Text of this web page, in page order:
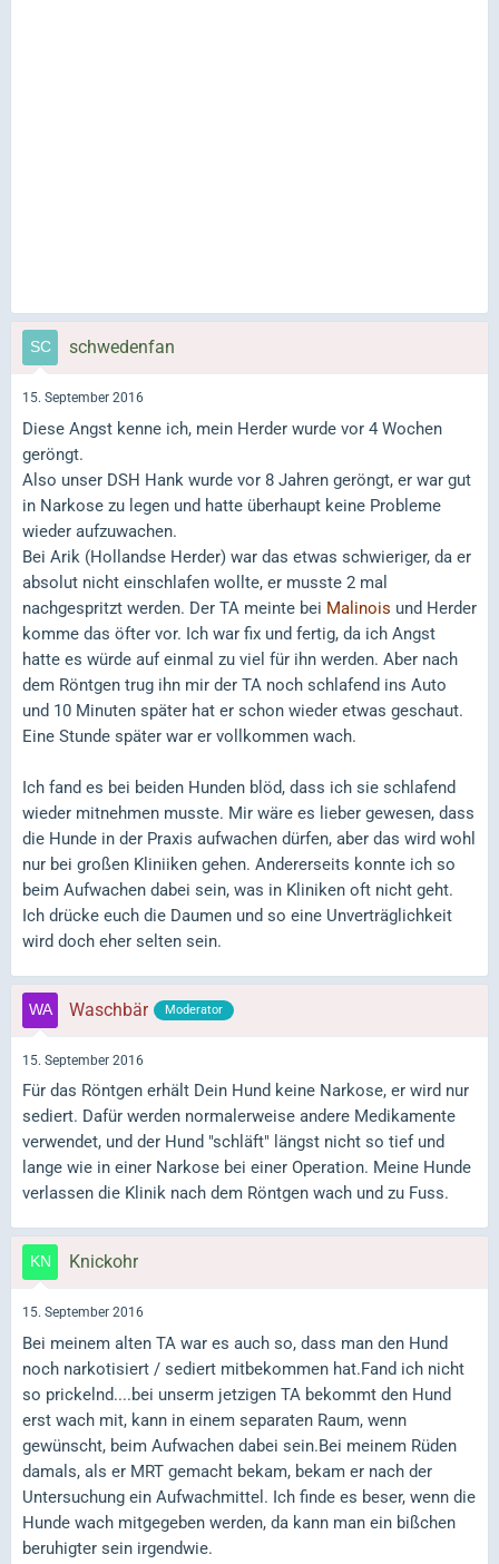
schwedenfan
15. September 2016
Diese Angst kenne ich, mein Herder wurde vor 4 Wochen
geröngt.
Also unser DSH Hank wurde vor 8 Jahren geröngt, er war gut
in Narkose zu legen und hatte überhaupt keine Probleme
wieder aufzuwachen.
Bei Arik (Hollandse Herder) war das etwas schwieriger, da er
absolut nicht einschlafen wollte, er musste 2 mal
nachgespritzt werden. Der TA meinte bei Malinois und Herder
komme das öfter vor. Ich war fix und fertig, da ich Angst
hatte es würde auf einmal zu viel für ihn werden. Aber nach
dem Röntgen trug ihn mir der TA noch schlafend ins Auto
und 10 Minuten später hat er schon wieder etwas geschaut.
Eine Stunde später war er vollkommen wach.
Ich fand es bei beiden Hunden blöd, dass ich sie schlafend
wieder mitnehmen musste. Mir wäre es lieber gewesen, dass
die Hunde in der Praxis aufwachen dürfen, aber das wird wohl
nur bei großen Kliniiken gehen. Andererseits konnte ich so
beim Aufwachen dabei sein, was in Kliniken oft nicht geht.
Ich drücke euch die Daumen und so eine Unverträglichkeit
wird doch eher selten sein.
Waschbär Moderator
15. September 2016
Für das Röntgen erhält Dein Hund keine Narkose, er wird nur
sediert. Dafür werden normalerweise andere Medikamente
verwendet, und der Hund "schläft" längst nicht so tief und
lange wie in einer Narkose bei einer Operation. Meine Hunde
verlassen die Klinik nach dem Röntgen wach und zu Fuss.
Knickohr
15. September 2016
Bei meinem alten TA war es auch so, dass man den Hund
noch narkotisiert / sediert mitbekommen hat.Fand ich nicht
so prickelnd....bei unserm jetzigen TA bekommt den Hund
erst wach mit, kann in einem separaten Raum, wenn
gewünscht, beim Aufwachen dabei sein.Bei meinem Rüden
damals, als er MRT gemacht bekam, bekam er nach der
Untersuchung ein Aufwachmittel. Ich finde es beser, wenn die
Hunde wach mitgegeben werden, da kann man ein bißchen
beruhigter sein irgendwie.